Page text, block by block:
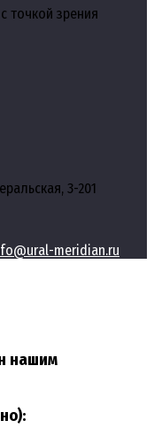
точкой зрения
3-201
meridian.ru
нашим